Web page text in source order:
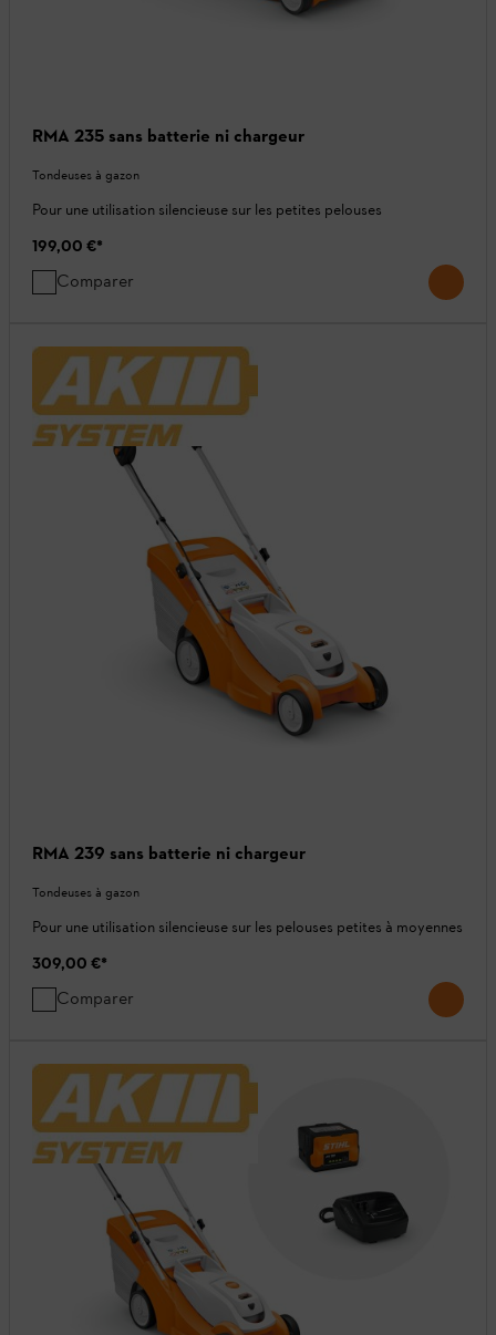
RMA 235 sans batterie ni chargeur
Tondeuses à gazon
Pour une utilisation silencieuse sur les petites pelouses
199,00 €*
Comparer
RMA 239 sans batterie ni chargeur
Tondeuses à gazon
Pour une utilisation silencieuse sur les pelouses petites à moyennes
309,00 €*
Comparer